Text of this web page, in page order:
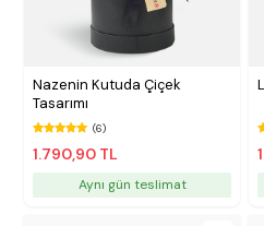
Nazenin Kutuda Çiçek
Tasarımı
(6)
1.790,90 TL
Aynı gün teslimat